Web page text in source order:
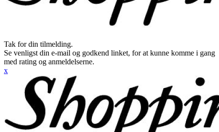
Tak for din tilmelding.
Se venligst din e-mail og godkend linket, for at kunne komme i gang
med rating og anmeldelserne.
x